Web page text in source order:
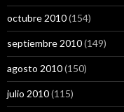
octubre 2010(154)
septiembre 2010(149)
agosto 2010(150)
julio 2010(115)